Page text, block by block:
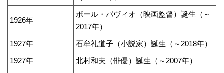
1926年
ポール・パヴィオ（映画監督）誕生（～
2017年）
1927年
石牟礼道子（小説家）誕生（～2018年）
1927年
北村和夫（俳優）誕生（～2007年）